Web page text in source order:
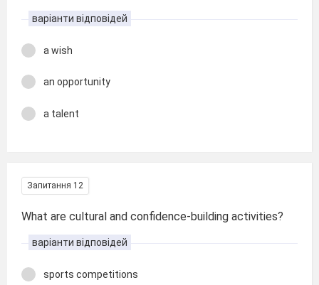
варіанти відповідей
a wish
an opportunity
a talent
Запитання 12
What are cultural and confidence-building activities?
варіанти відповідей
sports competitions